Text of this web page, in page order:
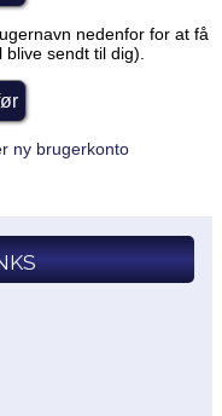
nedenfor for at få
sendt til dig).
ny brugerkonto